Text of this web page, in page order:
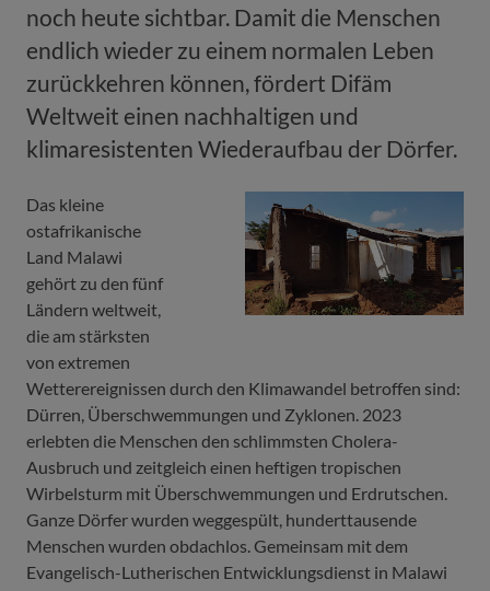
noch heute sichtbar. Damit die Menschen
endlich wieder zu einem normalen Leben
zurückkehren können, fördert Difäm
Weltweit einen nachhaltigen und
klimaresistenten Wiederaufbau der Dörfer.
Das kleine
ostafrikanische
Land Malawi
gehört zu den fünf
Ländern weltweit,
die am stärksten
von extremen
Wetterereignissen durch den Klimawandel betroffen sind:
Dürren, Überschwemmungen und Zyklonen. 2023
erlebten die Menschen den schlimmsten Cholera-
Ausbruch und zeitgleich einen heftigen tropischen
Wirbelsturm mit Überschwemmungen und Erdrutschen.
Ganze Dörfer wurden weggespült, hunderttausende
Menschen wurden obdachlos. Gemeinsam mit dem
Evangelisch-Lutherischen Entwicklungsdienst in Malawi